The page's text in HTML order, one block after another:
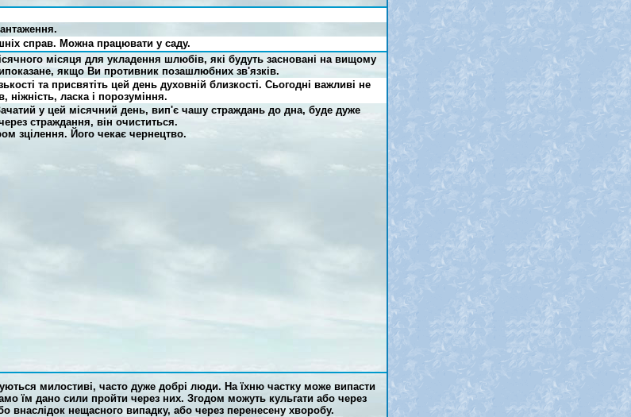
справ. Можна працювати у саду.
місяця для укладення шлюбів, які будуть засновані на вищому
якщо Ви противник позашлюбних зв'язків.
та присвятіть цей день духовній близкості. Сьогодні важливі не
ніжність, ласка і порозуміння.
у цей місячний день, вип'є чашу страждань до дна, буде дуже
страждання, він очиститься.
зцілення. Його чекає чернецтво.
милостиві, часто дуже добрі люди. На їхню частку може випасти
їм дано сили пройти через них. Згодом можуть кульгати або через
внаслідок нещасного випадку, або через перенесену хворобу.